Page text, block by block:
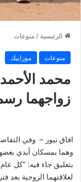
الرئيسية / منوعات
منوعات موزاييك
محمد
زواجهما
افاق نيوز – وفي
وهما يمسكان أيدي
بتعليق جاء فيه: “كل عام
لعلاقتهما الزوجية بعد